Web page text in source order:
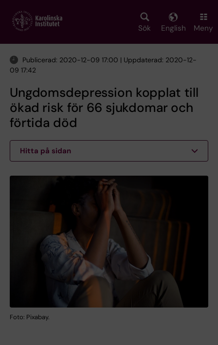
main
Sök English Meny
Publicerad: 2020-12-09 17:00 | Uppdaterad: 2020-12-
09 17:42
Ungdomsdepression kopplat till
ökad risk för 66 sjukdomar och
förtida död
Hitta på sidan
Foto: Pixabay.